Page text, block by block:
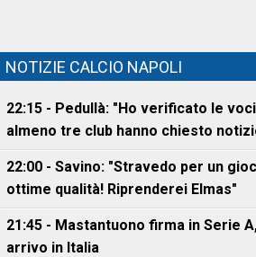
NOTIZIE CALCIO NAPOLI
22:15 - Pedullà: "Ho verificato le
almeno tre club hanno chiesto
22:00 - Savino: "Stravedo per un
ottime qualità! Riprenderei Elmas"
21:45 - Mastantuono firma in Serie
arrivo in Italia